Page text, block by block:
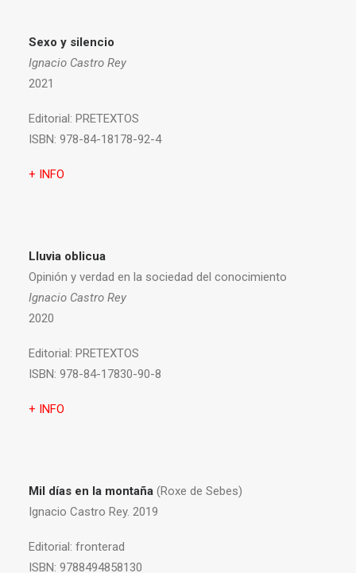
Sexo y silencio
Ignacio Castro Rey
2021
Editorial: PRETEXTOS
ISBN: 978-84-18178-92-4
+ INFO
Lluvia oblicua
Opinión y verdad en la sociedad del conocimiento
Ignacio Castro Rey
2020
Editorial: PRETEXTOS
ISBN: 978-84-17830-90-8
+ INFO
Mil días en la montaña (Roxe de Sebes)
Ignacio Castro Rey. 2019
Editorial: fronterad
ISBN: 9788494858130